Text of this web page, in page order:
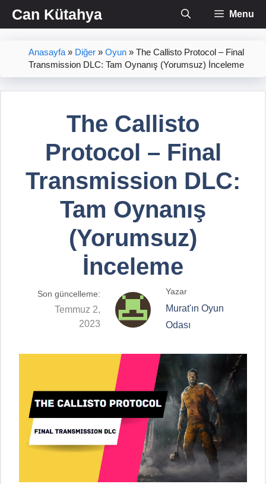
İçeriğe
atlaCan Kütahya Menu
Anasayfa» Diğer» Oyun» The Callisto Protocol – Final
Transmission DLC: Tam Oynanış (Yorumsuz) İnceleme
The Callisto
Protocol – Final
Transmission DLC:
Tam Oynanış
(Yorumsuz)
İnceleme
Son güncelleme:
Temmuz 2,
2023
Yazar
Murat'ın Oyun
Odası